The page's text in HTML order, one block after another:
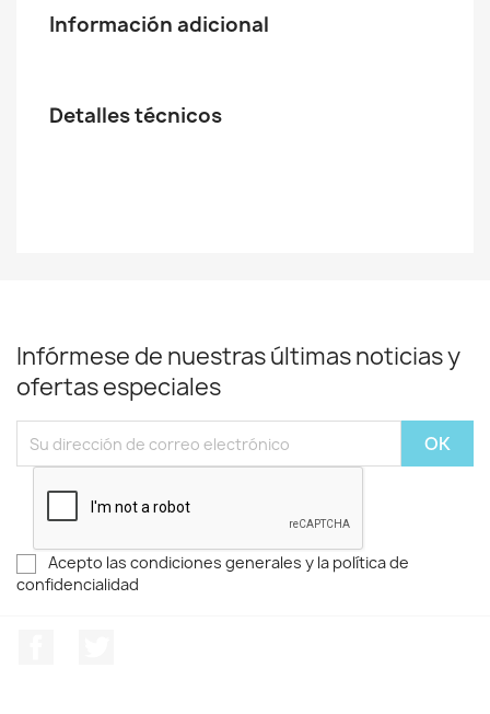
Información adicional
Detalles técnicos
Infórmese de nuestras últimas noticias y
ofertas especiales
Acepto las condiciones generales y la política de
confidencialidad